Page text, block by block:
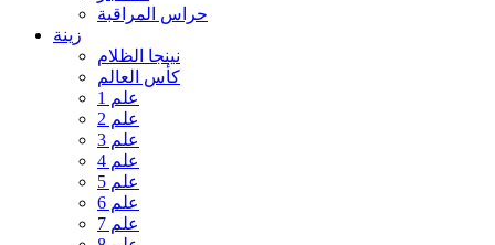
حراس المراقبة
زينة
نينجا الظلام
كأس العالم
علم 1
علم 2
علم 3
علم 4
علم 5
علم 6
علم 7